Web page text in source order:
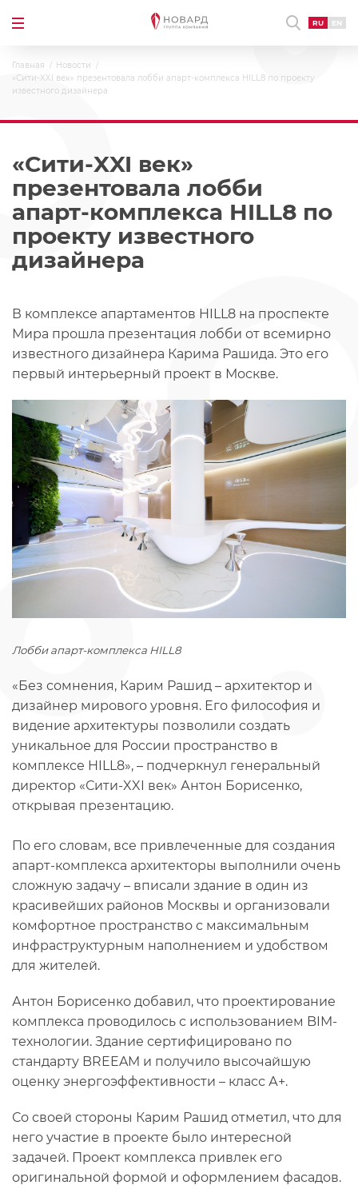
RU EN
Главная
Новости
«Сити-XXI век» презентовала лобби апарт-комплекса HILL8 по проекту
известного дизайнера
«Сити-XXI век»
презентовала лобби
апарт-комплекса HILL8 по
проекту известного
дизайнера
В комплексе апартаментов HILL8 на проспекте
Мира прошла презентация лобби от всемирно
известного дизайнера Карима Рашида. Это его
первый интерьерный проект в Москве.
Лобби апарт-комплекса HILL8
«Без сомнения, Карим Рашид – архитектор и
дизайнер мирового уровня. Его философия и
видение архитектуры позволили создать
уникальное для России пространство в
комплексе HILL8», – подчеркнул генеральный
директор «Сити-XXI век» Антон Борисенко,
открывая презентацию.
По его словам, все привлеченные для создания
апарт-комплекса архитекторы выполнили очень
сложную задачу – вписали здание в один из
красивейших районов Москвы и организовали
комфортное пространство с максимальным
инфраструктурным наполнением и удобством
для жителей.
Антон Борисенко добавил, что проектирование
комплекса проводилось с использованием BIM-
технологии. Здание сертифицировано по
стандарту BREEAM и получило высочайшую
оценку энергоэффективности – класс А+.
Со своей стороны Карим Рашид отметил, что для
него участие в проекте было интересной
задачей. Проект комплекса привлек его
оригинальной формой и оформлением фасадов.